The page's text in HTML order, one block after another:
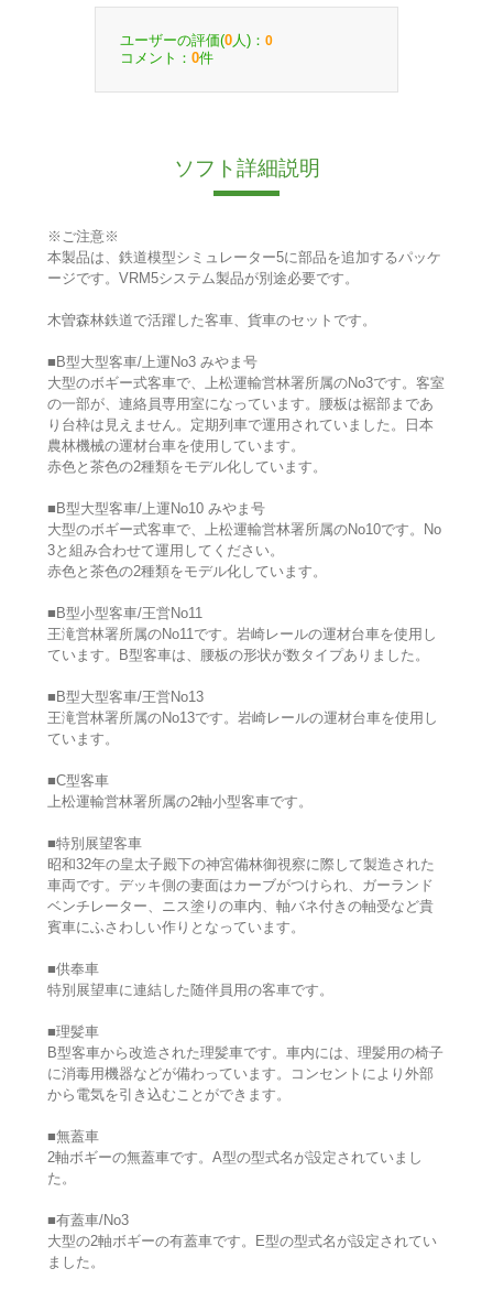
ユーザーの評価(0 人)： 0
コメント： 0件
ソフト詳細説明
※ご注意※
本製品は、鉄道模型シミュレーター5に部品を追加するパッケ
ージです。VRM5システム製品が別途必要です。
木曽森林鉄道で活躍した客車、貨車のセットです。
■B型大型客車/上運No3 みやま号
大型のボギー式客車で、上松運輸営林署所属のNo3です。客室
の一部が、連絡員専用室になっています。腰板は裾部まであ
り台枠は見えません。定期列車で運用されていました。日本
農林機械の運材台車を使用しています。
赤色と茶色の2種類をモデル化しています。
■B型大型客車/上運No10 みやま号
大型のボギー式客車で、上松運輸営林署所属のNo10です。No
3と組み合わせて運用してください。
赤色と茶色の2種類をモデル化しています。
■B型小型客車/王営No11
王滝営林署所属のNo11です。岩崎レールの運材台車を使用し
ています。B型客車は、腰板の形状が数タイプありました。
■B型大型客車/王営No13
王滝営林署所属のNo13です。岩崎レールの運材台車を使用し
ています。
■C型客車
上松運輸営林署所属の2軸小型客車です。
■特別展望客車
昭和32年の皇太子殿下の神宮備林御視察に際して製造された
車両です。デッキ側の妻面はカーブがつけられ、ガーランド
ベンチレーター、ニス塗りの車内、軸バネ付きの軸受など貴
賓車にふさわしい作りとなっています。
■供奉車
特別展望車に連結した随伴員用の客車です。
■理髪車
B型客車から改造された理髪車です。車内には、理髪用の椅子
に消毒用機器などが備わっています。コンセントにより外部
から電気を引き込むことができます。
■無蓋車
2軸ボギーの無蓋車です。A型の型式名が設定されていまし
た。
■有蓋車/No3
大型の2軸ボギーの有蓋車です。E型の型式名が設定されてい
ました。